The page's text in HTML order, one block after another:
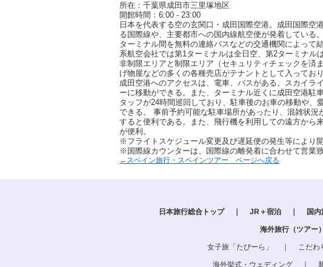
所在：千葉県成田市三里塚地区
開館時間：6:00 - 23:00
日本を代表する空の玄関口・成田国際空港。成田国際
る国際線や、主要都市への国内線航空便が発着している
ターミナル間を無料の連絡バスなどの交通機関によって
系航空会社では第1ターミナルは全日空、第2ターミナ
非制限エリアと制限エリア（セキュリティチェックを済
げ物屋などの多くの各種売店がテナントとして入ってお
成田空港へのアクセスは、電車、バスがある。スカイラ
ーに移動ができる。また、ターミナル近くに成田空港駐
タッフが24時間巡回しており、駐車後のお車の移動や
できる。 事前予約可能な駐車場所があったり、混雑状
すると便利である。また、飛行機を利用しての遠方から
が便利。
※フライトスケジュール変更及び遅延便の発生等により
※国際線カウンターは、国際線の離発着に合わせて営業致
←スペイン旅行・スペインツアー ページへ戻る
日本旅行総合トップ JR＋宿泊 国内
海外旅行（ツアー）
女子旅「たびーら」 こだわ
海外挙式・ウェディング